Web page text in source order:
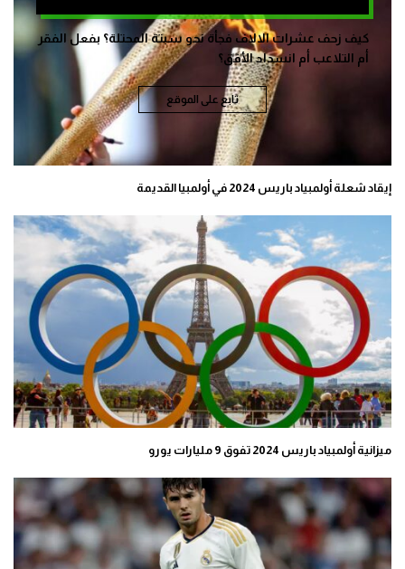
كيف زحف عشرات الالاف فجأة نحو سبتة المحتلة؟ بفعل الفقر
أم التلاعب أم انسداد الأفق؟
تابع على الموقع
إيقاد شعلة أولمبياد باريس 2024 في أولمبيا القديمة
ميزانية أولمبياد باريس 2024 تفوق 9 مليارات يورو